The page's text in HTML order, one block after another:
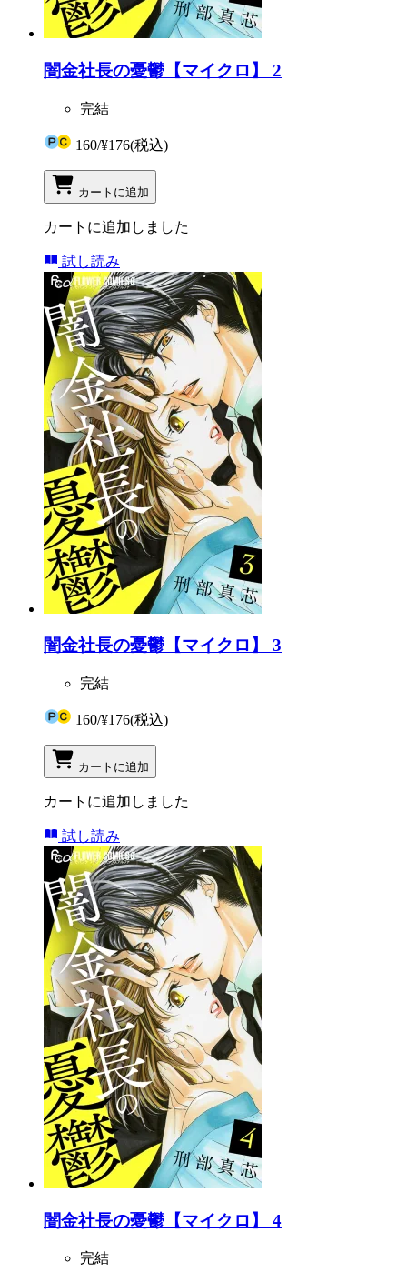
闇金社長の憂鬱【マイクロ】 2
完結
160/¥176(税込)
カートに追加
カートに追加しました
試し読み
闇金社長の憂鬱【マイクロ】 3
完結
160/¥176(税込)
カートに追加
カートに追加しました
試し読み
闇金社長の憂鬱【マイクロ】 4
完結